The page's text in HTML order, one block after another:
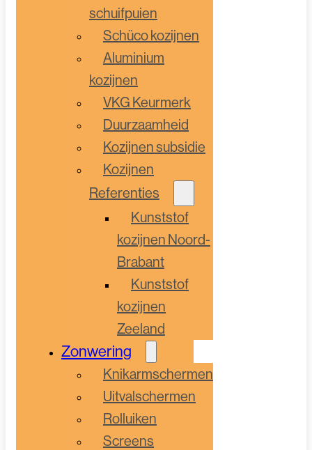
schuifpuien
Schüco kozijnen
Aluminium
kozijnen
VKG Keurmerk
Duurzaamheid
Kozijnen subsidie
Kozijnen
Referenties
Kunststof
kozijnen Noord-
Brabant
Kunststof
kozijnen
Zeeland
Zonwering
Knikarmschermen
Uitvalschermen
Rolluiken
Screens